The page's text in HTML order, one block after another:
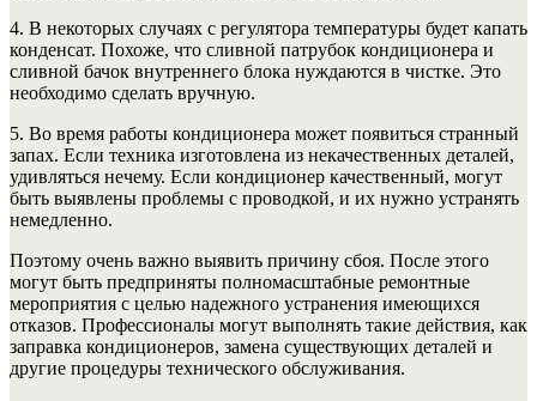
4. В некоторых случаях с регулятора температуры будет капать
конденсат. Похоже, что сливной патрубок кондиционера и
сливной бачок внутреннего блока нуждаются в чистке. Это
необходимо сделать вручную.
5. Во время работы кондиционера может появиться странный
запах. Если техника изготовлена ​​из некачественных деталей,
удивляться нечему. Если кондиционер качественный, могут
быть выявлены проблемы с проводкой, и их нужно устранять
немедленно.
Поэтому очень важно выявить причину сбоя. После этого
могут быть предприняты полномасштабные ремонтные
мероприятия с целью надежного устранения имеющихся
отказов. Профессионалы могут выполнять такие действия, как
заправка кондиционеров, замена существующих деталей и
другие процедуры технического обслуживания.